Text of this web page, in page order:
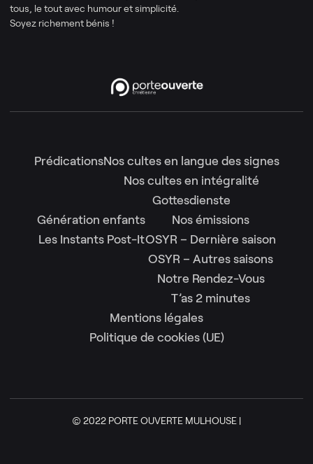
tous, le tout avec humour et simplicité.
Soyez richement bénis !
PrédicationsNos cultes en langue des signes
Nos cultes en intégralité
Gottesdienste
Génération enfants
Les Instants Post-It
Nos émissions
OSYR – Dernière saison
OSYR – Autres saisons
Notre Rendez-Vous
T’as 2 minutes
Mentions légales
Politique de cookies (UE)
© 2022 PORTE OUVERTE MULHOUSE |